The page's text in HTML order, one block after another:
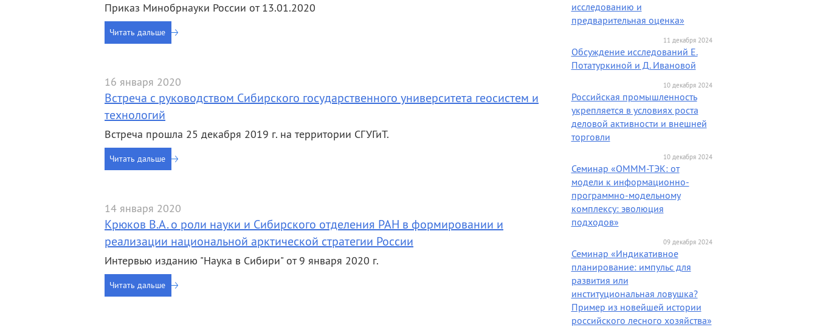
Приказ Минобрнауки России от 13.01.2020
Читать дальше
16 января 2020
Встреча с руководством Сибирского государственного университета геосистем и
технологий
Встреча прошла 25 декабря 2019 г. на территории СГУГиТ.
Читать дальше
14 января 2020
Крюков В.А. о роли науки и Сибирского отделения РАН в формировании и
реализации национальной арктической стратегии России
Интервью изданию "Наука в Сибири" от 9 января 2020 г.
Читать дальше
исследованию и
предварительная оценка»
11 декабря 2024
Обсуждение исследований Е.
Потатуркиной и Д. Ивановой
10 декабря 2024
Российская промышленность
укрепляется в условиях роста
деловой активности и внешней
торговли
10 декабря 2024
Семинар «ОМММ-ТЭК: от
модели к информационно-
программно-модельному
комплексу: эволюция
подходов»
09 декабря 2024
Семинар «Индикативное
планирование: импульс для
развития или
институциональная ловушка?
Пример из новейшей истории
российского лесного хозяйства»